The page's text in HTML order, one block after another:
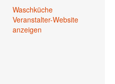
Waschküche
Veranstalter-Website
anzeigen